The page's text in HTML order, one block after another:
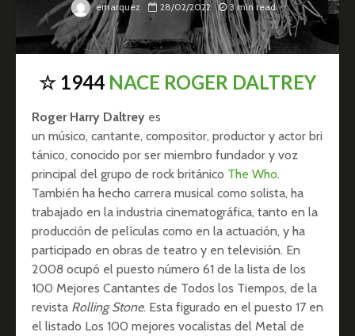
emarquez 28/02/2022 3 min read
☆ 1944 NACE ROGER DALTREY
Roger Harry Daltrey ​ es
un músico, cantante, compositor, productor y actor bri
tánico, conocido por ser miembro fundador y voz
principal del grupo de rock británico The Who.
También ha hecho carrera musical como solista, ha
trabajado en la industria cinematográfica, tanto en la
producción de películas como en la actuación, y ha
participado en obras de teatro y en televisión. En
2008 ocupó el puesto número 61 de la lista de los
100 Mejores Cantantes de Todos los Tiempos, de la
revista Rolling Stone.​ Esta figurado en el puesto 17 en
el listado Los 100 mejores vocalistas del Metal de